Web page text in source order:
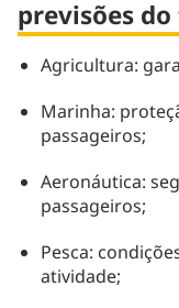
previsões
Agricultura:
Marinha:
passageiros;
Aeronáutica:
passageiros;
Pesca:
atividade;